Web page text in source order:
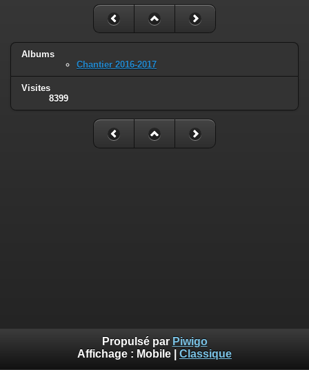
Albums
Chantier 2016-2017
Visites
8399
Propulsé par Piwigo
Affichage : Mobile Classique